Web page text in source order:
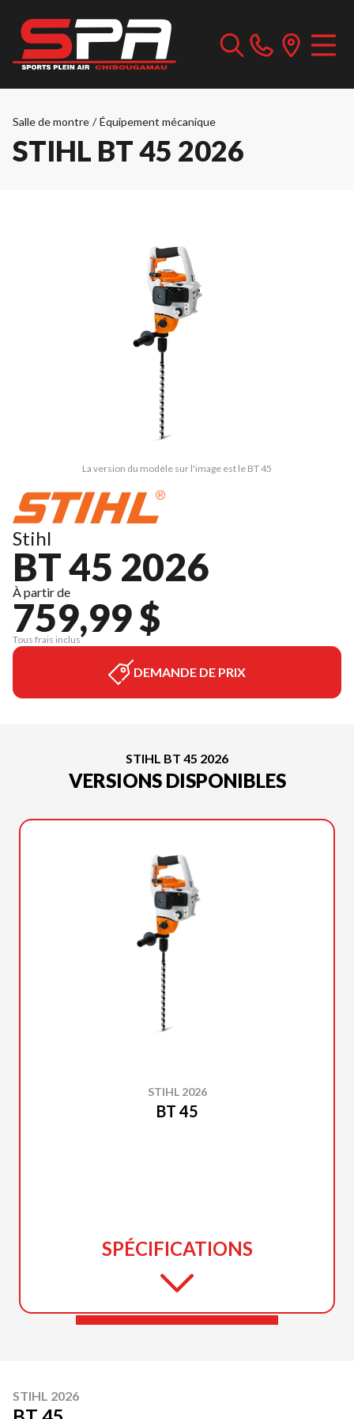
Salle de montre / Équipement mécanique
STIHL BT 45 2026
La version du modèle sur l'image est le BT 45
Stihl
BT 45 2026
À partir de
759,99 $
Tous frais inclus
DEMANDE DE PRIX
STIHL BT 45 2026
VERSIONS DISPONIBLES
STIHL 2026
BT 45
SPÉCIFICATIONS
STIHL 2026